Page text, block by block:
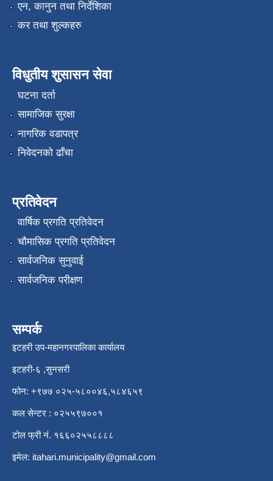
एन, कानुन तथा निर्देशिका
कर तथा शुल्कहरु
विधुतीय शुसासन सेवा
घटना दर्ता
सामाजिक सुरक्षा
नागरिक वडापत्र
निवेदनको ढाँचा
प्रतिवेदन
वार्षिक प्रगति प्रतिवेदन
चौमासिक प्रगति प्रतिवेदन
सार्वजनिक सुनुवाई
सार्वजनिक परीक्षण
सम्पर्क
इटहरी उप-महानगरपालिका कार्यालय
इटहरी-६ ,सुनसरी
फोन: +९७७ ०२५-५८००४६,५८४६५९
कल सेन्टर : ०२५५९७००१
टोल फ्री नं. १६६०२५५८८८८
इमेल: itahari.municipality@gmail.com